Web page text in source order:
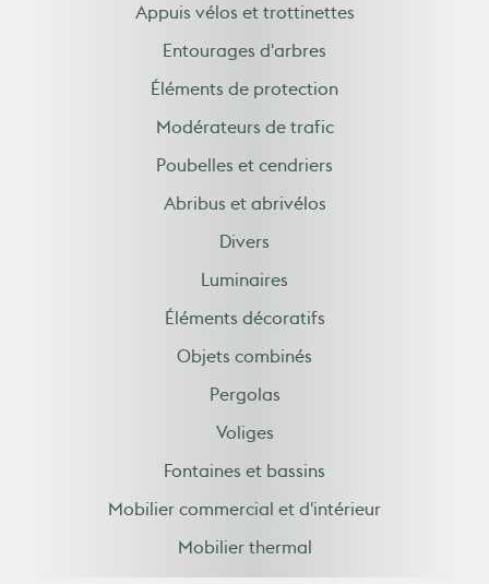
Appuis vélos et trottinettes
Entourages d'arbres
Éléments de protection
Modérateurs de trafic
Poubelles et cendriers
Abribus et abrivélos
Divers
Luminaires
Éléments décoratifs
Objets combinés
Pergolas
Voliges
Fontaines et bassins
Mobilier commercial et d'intérieur
Mobilier thermal